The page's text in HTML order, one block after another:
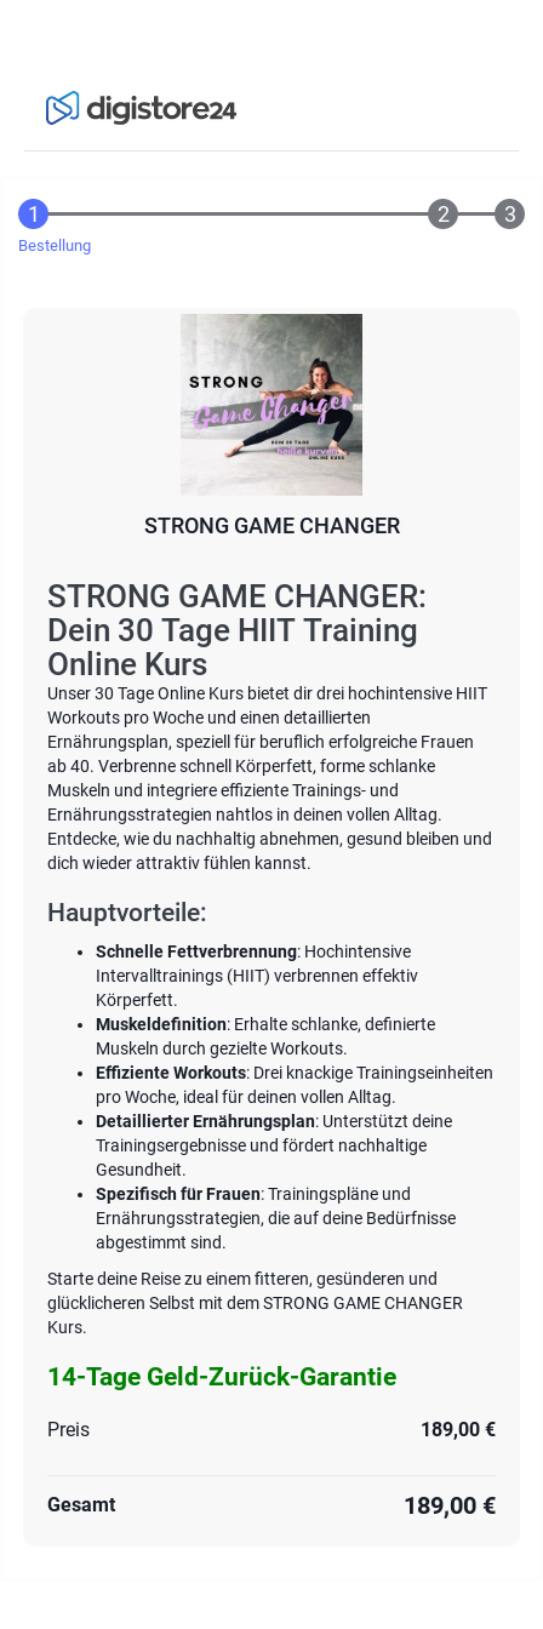
Bestellung
STRONG GAME CHANGER
STRONG GAME CHANGER:
Dein 30 Tage HIIT Training
Online Kurs
Unser 30 Tage Online Kurs bietet dir drei hochintensive HIIT
Workouts pro Woche und einen detaillierten
Ernährungsplan, speziell für beruflich erfolgreiche Frauen
ab 40. Verbrenne schnell Körperfett, forme schlanke
Muskeln und integriere effiziente Trainings- und
Ernährungsstrategien nahtlos in deinen vollen Alltag.
Entdecke, wie du nachhaltig abnehmen, gesund bleiben und
dich wieder attraktiv fühlen kannst.
Hauptvorteile:
Schnelle Fettverbrennung: Hochintensive
Intervalltrainings (HIIT) verbrennen effektiv
Körperfett.
Muskeldefinition: Erhalte schlanke, definierte
Muskeln durch gezielte Workouts.
Effiziente Workouts: Drei knackige Trainingseinheiten
pro Woche, ideal für deinen vollen Alltag.
Detaillierter Ernährungsplan: Unterstützt deine
Trainingsergebnisse und fördert nachhaltige
Gesundheit.
Spezifisch für Frauen: Trainingspläne und
Ernährungsstrategien, die auf deine Bedürfnisse
abgestimmt sind.
Starte deine Reise zu einem fitteren, gesünderen und
glücklicheren Selbst mit dem STRONG GAME CHANGER
Kurs.
14-Tage Geld-Zurück-Garantie
Preis 189,00 €
Gesamt 189,00 €